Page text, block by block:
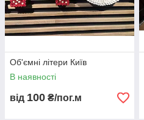
Об'ємні літери Київ
В наявності
від 100 ₴/пог.м